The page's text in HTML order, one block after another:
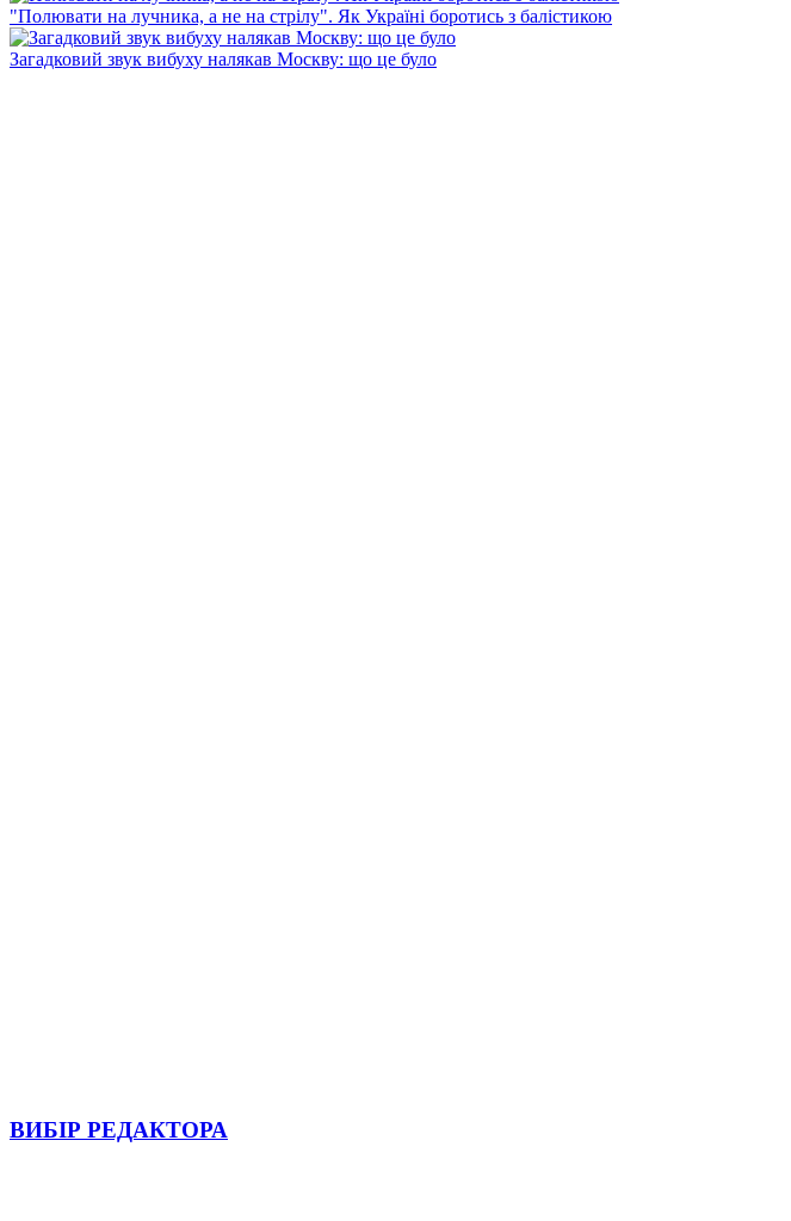
"Полювати на лучника, а не на стрілу". Як Україні боротись з балістикою
Загадковий звук вибуху налякав Москву: що це було
ВИБІР РЕДАКТОРА